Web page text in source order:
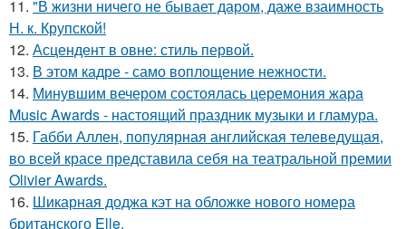
11. "В жизни ничего не бывает даром, даже взаимность
Н. к. Крупской!
12. Асцендент в овне: стиль первой.
13. В этом кадре - само воплощение нежности.
14. Минувшим вечером состоялась церемония жара
Music Awards - настоящий праздник музыки и гламура.
15. Габби Аллен, популярная английская телеведущая,
во всей красе представила себя на театральной премии
Olivier Awards.
16. Шикарная доджа кэт на обложке нового номера
британского Elle.